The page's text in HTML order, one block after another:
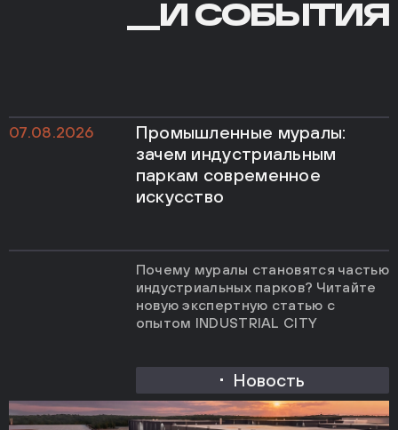
СОБЫТИЯ
__И СОБЫТИЯ
07.08.2026
Промышленные муралы:
зачем индустриальным
паркам современное
искусство
Почему муралы становятся частью
индустриальных парков? Читайте
новую экспертную статью с
опытом INDUSTRIAL CITY
Новость